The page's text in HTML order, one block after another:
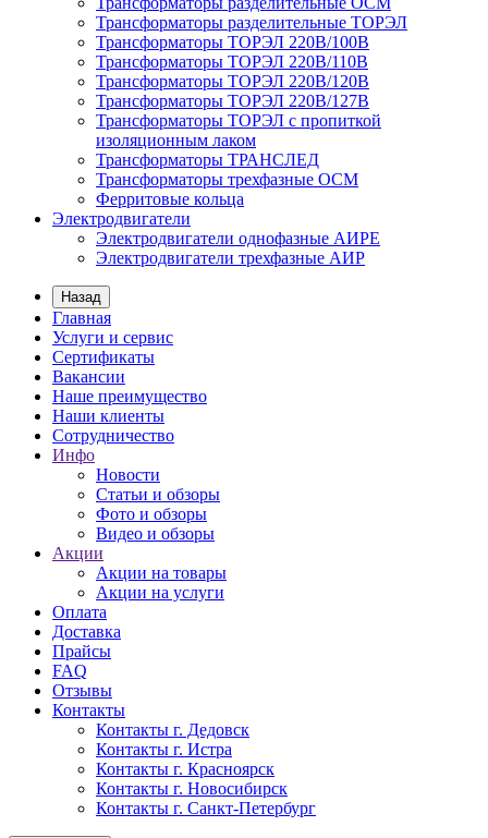
Трансформаторы разделительные ТОРЭЛ
Трансформаторы ТОРЭЛ 220В/100В
Трансформаторы ТОРЭЛ 220В/110В
Трансформаторы ТОРЭЛ 220В/120В
Трансформаторы ТОРЭЛ 220В/127В
Трансформаторы ТОРЭЛ с пропиткой
изоляционным лаком
Трансформаторы ТРАНСЛЕД
Трансформаторы трехфазные ОСМ
Ферритовые кольца
Электродвигатели
Электродвигатели однофазные АИРЕ
Электродвигатели трехфазные АИР
Назад
Главная
Услуги и сервис
Сертификаты
Вакансии
Наше преимущество
Наши клиенты
Сотрудничество
Инфо
Новости
Статьи и обзоры
Фото и обзоры
Видео и обзоры
Акции
Акции на товары
Акции на услуги
Оплата
Доставка
Прайсы
FAQ
Отзывы
Контакты
Контакты г. Дедовск
Контакты г. Истра
Контакты г. Красноярск
Контакты г. Новосибирск
Контакты г. Санкт-Петербург